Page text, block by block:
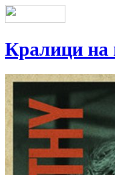
Кралици на